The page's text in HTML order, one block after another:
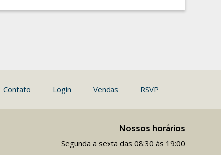
Contato Login Vendas RSVP
Nossos horários
Segunda a sexta das 08:30 às 19:00